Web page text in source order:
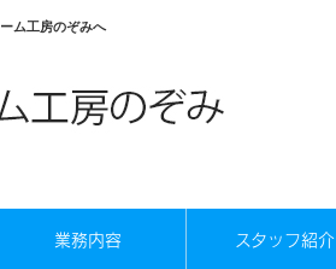
ム工房のぞみへ
業務内容 スタッフ紹介